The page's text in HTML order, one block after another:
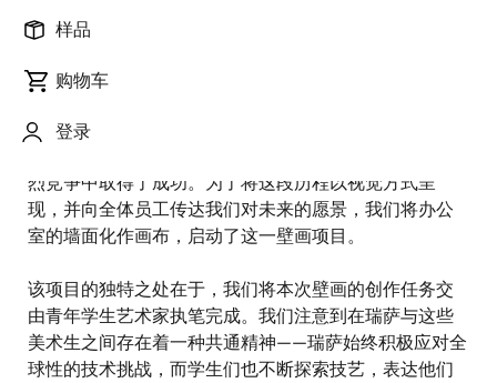
样品
购物车
登录
电子于2010年开始运营，整合了日本多家主要半导体企
技术持续创新，以及全球多元化员工队伍的壮大，积极
烈竞争中取得了成功。为了将这段历程以视觉方式呈
现，并向全体员工传达我们对未来的愿景，我们将办公
室的墙面化作画布，启动了这一壁画项目。
该项目的独特之处在于，我们将本次壁画的创作任务交
由青年学生艺术家执笔完成。我们注意到在瑞萨与这些
美术生之间存在着一种共通精神——瑞萨始终积极应对全
球性的技术挑战，而学生们也不断探索技艺，表达他们